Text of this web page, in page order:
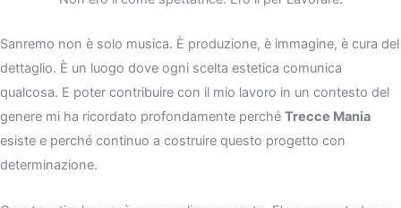
Sanremo non è solo musica. È produzione, è immagine, è cura del
dettaglio. È un luogo dove ogni scelta estetica comunica
qualcosa. E poter contribuire con il mio lavoro in un contesto del
genere mi ha ricordato profondamente perché Trecce Mania
esiste e perché continuo a costruire questo progetto con
determinazione.